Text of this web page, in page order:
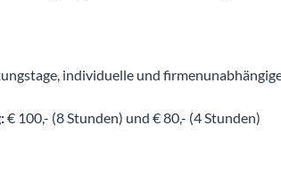
individuelle und
€ 100,- (8 Stunden) und € 80,- (4 Stunden)